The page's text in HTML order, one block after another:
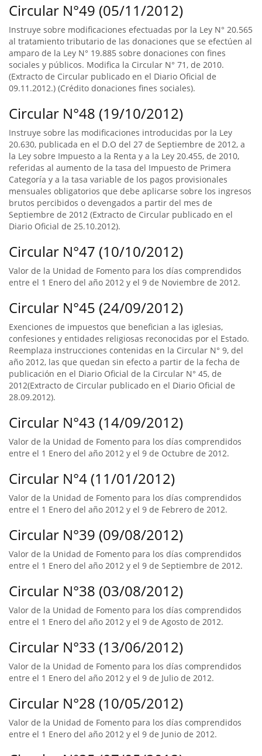
Circular N°49 (05/11/2012)
Instruye sobre modificaciones efectuadas por la Ley N° 20.565
al tratamiento tributario de las donaciones que se efectúen al
amparo de la Ley N° 19.885 sobre donaciones con fines
sociales y públicos. Modifica la Circular N° 71, de 2010.
(Extracto de Circular publicado en el Diario Oficial de
09.11.2012.) (Crédito donaciones fines sociales).
Circular N°48 (19/10/2012)
Instruye sobre las modificaciones introducidas por la Ley
20.630, publicada en el D.O del 27 de Septiembre de 2012, a
la Ley sobre Impuesto a la Renta y a la Ley 20.455, de 2010,
referidas al aumento de la tasa del Impuesto de Primera
Categoría y a la tasa variable de los pagos provisionales
mensuales obligatorios que debe aplicarse sobre los ingresos
brutos percibidos o devengados a partir del mes de
Septiembre de 2012 (Extracto de Circular publicado en el
Diario Oficial de 25.10.2012).
Circular N°47 (10/10/2012)
Valor de la Unidad de Fomento para los días comprendidos
entre el 1 Enero del año 2012 y el 9 de Noviembre de 2012.
Circular N°45 (24/09/2012)
Exenciones de impuestos que benefician a las iglesias,
confesiones y entidades religiosas reconocidas por el Estado.
Reemplaza instrucciones contenidas en la Circular N° 9, del
año 2012, las que quedan sin efecto a partir de la fecha de
publicación en el Diario Oficial de la Circular N° 45, de
2012(Extracto de Circular publicado en el Diario Oficial de
28.09.2012).
Circular N°43 (14/09/2012)
Valor de la Unidad de Fomento para los días comprendidos
entre el 1 Enero del año 2012 y el 9 de Octubre de 2012.
Circular N°4 (11/01/2012)
Valor de la Unidad de Fomento para los días comprendidos
entre el 1 Enero del año 2012 y el 9 de Febrero de 2012.
Circular N°39 (09/08/2012)
Valor de la Unidad de Fomento para los días comprendidos
entre el 1 Enero del año 2012 y el 9 de Septiembre de 2012.
Circular N°38 (03/08/2012)
Valor de la Unidad de Fomento para los días comprendidos
entre el 1 Enero del año 2012 y el 9 de Agosto de 2012.
Circular N°33 (13/06/2012)
Valor de la Unidad de Fomento para los días comprendidos
entre el 1 Enero del año 2012 y el 9 de Julio de 2012.
Circular N°28 (10/05/2012)
Valor de la Unidad de Fomento para los días comprendidos
entre el 1 Enero del año 2012 y el 9 de Junio de 2012.